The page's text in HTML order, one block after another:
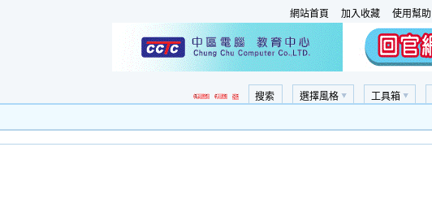
網站首頁 加入收藏 使用幫助
工具箱
選擇風格
搜索